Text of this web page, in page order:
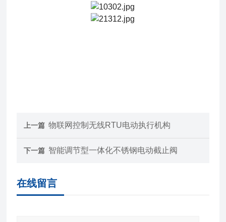
上一篇 物联网控制无线RTU电动执行机构
下一篇 智能调节型一体化不锈钢电动截止阀
在线留言